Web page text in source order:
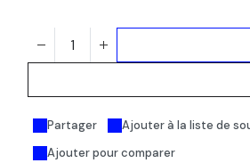
Ajouter pour comparer
Partager Ajouter à la liste de